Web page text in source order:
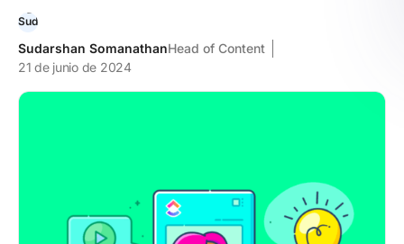
Sudarshan SomanathanHead of Content
21 de junio de 2024